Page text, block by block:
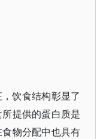
饮食结构彰显了
提供的蛋白质是
物分配中也具有